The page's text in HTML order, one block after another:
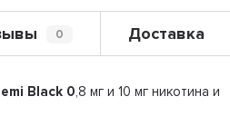
0 Доставка
Black 0,8 мг и 10 мг никотина и